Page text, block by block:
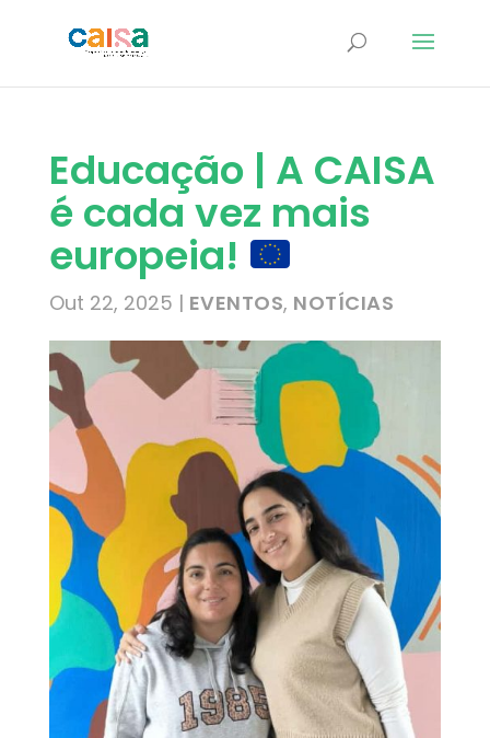
Educação | A CAISA
é cada vez mais
europeia!
Out 22, 2025 | EVENTOS, NOTÍCIAS